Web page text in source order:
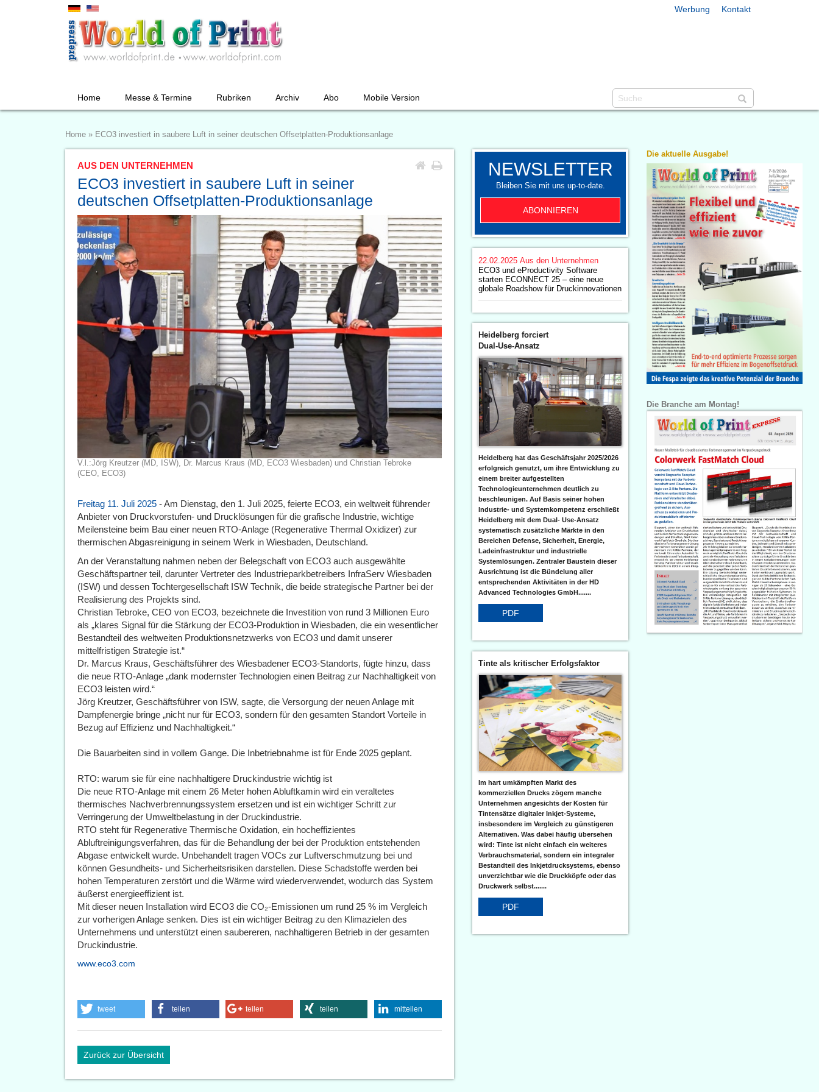
Werbung Kontakt
Home Messe & Termine Rubriken Archiv Abo Mobile Version
Home » ECO3 investiert in saubere Luft in seiner deutschen Offsetplatten-Produktionsanlage
AUS DEN UNTERNEHMEN
ECO3 investiert in saubere Luft in seiner
deutschen Offsetplatten-Produktionsanlage
V.l.:Jörg Kreutzer (MD, ISW), Dr. Marcus Kraus (MD, ECO3 Wiesbaden) und Christian Tebroke
(CEO, ECO3)
Freitag 11. Juli 2025 - Am Dienstag, den 1. Juli 2025, feierte ECO3, ein weltweit führender
Anbieter von Druckvorstufen- und Drucklösungen für die grafische Industrie, wichtige
Meilensteine beim Bau einer neuen RTO-Anlage (Regenerative Thermal Oxidizer) zur
thermischen Abgasreinigung in seinem Werk in Wiesbaden, Deutschland.
An der Veranstaltung nahmen neben der Belegschaft von ECO3 auch ausgewählte
Geschäftspartner teil, darunter Vertreter des Industrieparkbetreibers InfraServ Wiesbaden
(ISW) und dessen Tochtergesellschaft ISW Technik, die beide strategische Partner bei der
Realisierung des Projekts sind.
Christian Tebroke, CEO von ECO3, bezeichnete die Investition von rund 3 Millionen Euro
als „klares Signal für die Stärkung der ECO3-Produktion in Wiesbaden, die ein wesentlicher
Bestandteil des weltweiten Produktionsnetzwerks von ECO3 und damit unserer
mittelfristigen Strategie ist.“
Dr. Marcus Kraus, Geschäftsführer des Wiesbadener ECO3-Standorts, fügte hinzu, dass
die neue RTO-Anlage „dank modernster Technologien einen Beitrag zur Nachhaltigkeit von
ECO3 leisten wird.“
Jörg Kreutzer, Geschäftsführer von ISW, sagte, die Versorgung der neuen Anlage mit
Dampfenergie bringe „nicht nur für ECO3, sondern für den gesamten Standort Vorteile in
Bezug auf Effizienz und Nachhaltigkeit.“
Die Bauarbeiten sind in vollem Gange. Die Inbetriebnahme ist für Ende 2025 geplant.
RTO: warum sie für eine nachhaltigere Druckindustrie wichtig ist
Die neue RTO-Anlage mit einem 26 Meter hohen Abluftkamin wird ein veraltetes
thermisches Nachverbrennungssystem ersetzen und ist ein wichtiger Schritt zur
Verringerung der Umweltbelastung in der Druckindustrie.
RTO steht für Regenerative Thermische Oxidation, ein hocheffizientes
Abluftreinigungsverfahren, das für die Behandlung der bei der Produktion entstehenden
Abgase entwickelt wurde. Unbehandelt tragen VOCs zur Luftverschmutzung bei und
können Gesundheits- und Sicherheitsrisiken darstellen. Diese Schadstoffe werden bei
hohen Temperaturen zerstört und die Wärme wird wiederverwendet, wodurch das System
äußerst energieeffizient ist.
Mit dieser neuen Installation wird ECO3 die CO₂-Emissionen um rund 25 % im Vergleich
zur vorherigen Anlage senken. Dies ist ein wichtiger Beitrag zu den Klimazielen des
Unternehmens und unterstützt einen saubereren, nachhaltigeren Betrieb in der gesamten
Druckindustrie.
www.eco3.com
tweet teilen teilen teilen mitteilen
Zurück zur Übersicht
NEWSLETTER
Bleiben Sie mit uns up-to-date.
ABONNIEREN
22.02.2025 Aus den Unternehmen
ECO3 und eProductivity Software
starten ECONNECT 25 – eine neue
globale Roadshow für Druckinnovationen
Heidelberg forciert
Dual-Use-Ansatz
Heidelberg hat das Geschäftsjahr 2025/2026
erfolgreich genutzt, um ihre Entwicklung zu
einem breiter aufgestellten
Technologieunternehmen deutlich zu
beschleunigen. Auf Basis seiner hohen
Industrie- und Systemkompetenz erschließt
Heidelberg mit dem Dual- Use-Ansatz
systematisch zusätzliche Märkte in den
Bereichen Defense, Sicherheit, Energie,
Ladeinfrastruktur und industrielle
Systemlösungen. Zentraler Baustein dieser
Ausrichtung ist die Bündelung aller
entsprechenden Aktivitäten in der HD
Advanced Technologies GmbH.......
PDF
Tinte als kritischer Erfolgsfaktor
Im hart umkämpften Markt des
kommerziellen Drucks zögern manche
Unternehmen angesichts der Kosten für
Tintensätze digitaler Inkjet-Systeme,
insbesondere im Vergleich zu günstigeren
Alternativen. Was dabei häufig übersehen
wird: Tinte ist nicht einfach ein weiteres
Verbrauchsmaterial, sondern ein integraler
Bestandteil des Inkjetdrucksystems, ebenso
unverzichtbar wie die Druckköpfe oder das
Druckwerk selbst.......
PDF
Die aktuelle Ausgabe!
Die Branche am Montag!